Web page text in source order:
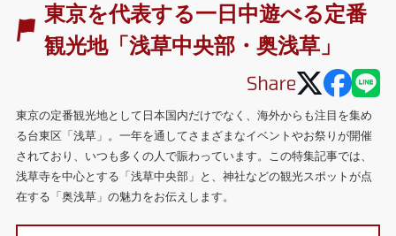
東京を代表する一日中遊べる定番
観光地「浅草中央部・奥浅草」
東京の定番観光地として日本国内だけでなく、海外からも注目を集め
る台東区「浅草」。一年を通してさまざまなイベントやお祭りが開催
されており、いつも多くの人で賑わっています。この特集記事では、
浅草寺を中心とする「浅草中央部」と、神社などの観光スポットが点
在する「奥浅草」の魅力をお伝えします。